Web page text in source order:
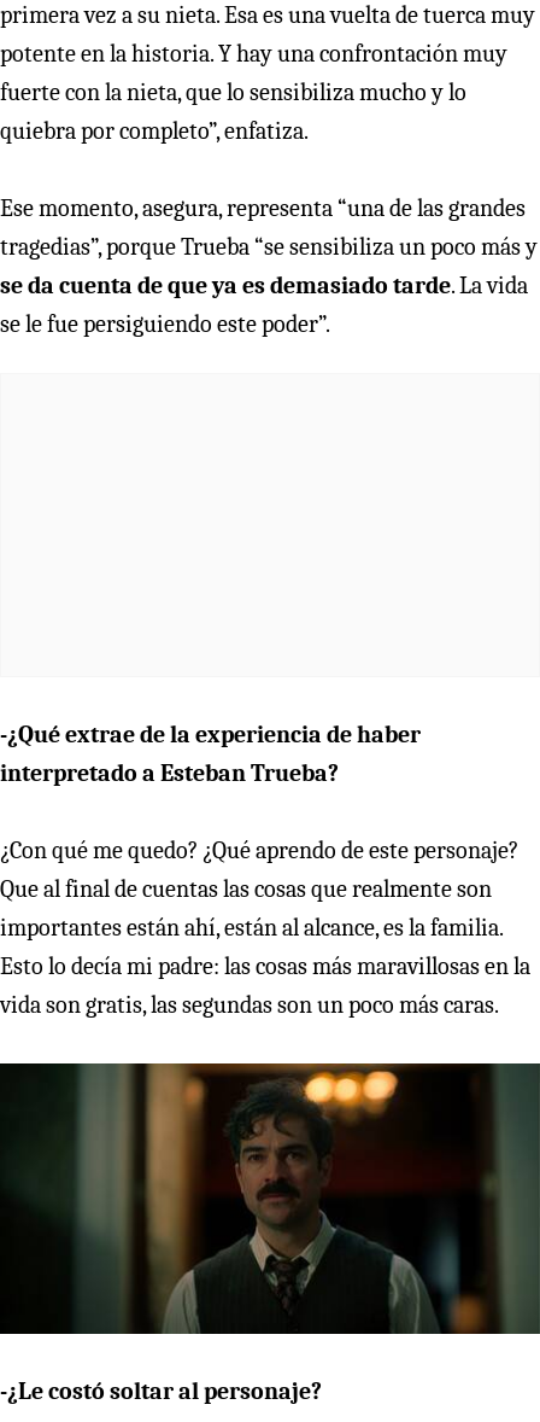
primera vez a su nieta. Esa es una vuelta de tuerca muy
potente en la historia. Y hay una confrontación muy
fuerte con la nieta, que lo sensibiliza mucho y lo
quiebra por completo”, enfatiza.
Ese momento, asegura, representa “una de las grandes
tragedias”, porque Trueba “se sensibiliza un poco más y
se da cuenta de que ya es demasiado tarde. La vida
se le fue persiguiendo este poder”.
-¿Qué extrae de la experiencia de haber
interpretado a Esteban Trueba?
¿Con qué me quedo? ¿Qué aprendo de este personaje?
Que al final de cuentas las cosas que realmente son
importantes están ahí, están al alcance, es la familia.
Esto lo decía mi padre: las cosas más maravillosas en la
vida son gratis, las segundas son un poco más caras.
-¿Le costó soltar al personaje?